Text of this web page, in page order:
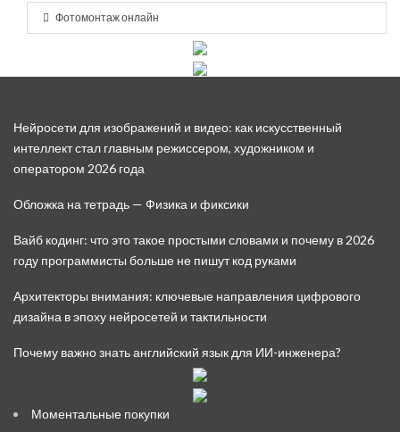
Фотомонтаж онлайн
Нейросети для изображений и видео: как искусственный
интеллект стал главным режиссером, художником и
оператором 2026 года
Обложка на тетрадь — Физика и фиксики
Вайб кодинг: что это такое простыми словами и почему в 2026
году программисты больше не пишут код руками
Архитекторы внимания: ключевые направления цифрового
дизайна в эпоху нейросетей и тактильности
Почему важно знать английский язык для ИИ-инженера?
Моментальные покупки